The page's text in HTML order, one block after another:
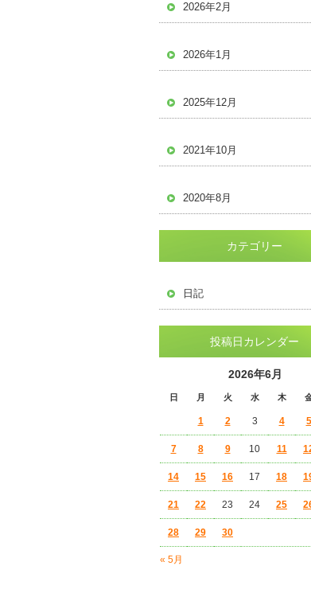
2026年2月
2026年1月
2025年12月
2021年10月
2020年8月
カテゴリー
日記
投稿日カレンダー
2026年6月
日 月 火 水 木
« 5月
1 2 3 4 5
7 8 9 10 11
14 15 16 17 18
21 22 23 24 25
28 29 30